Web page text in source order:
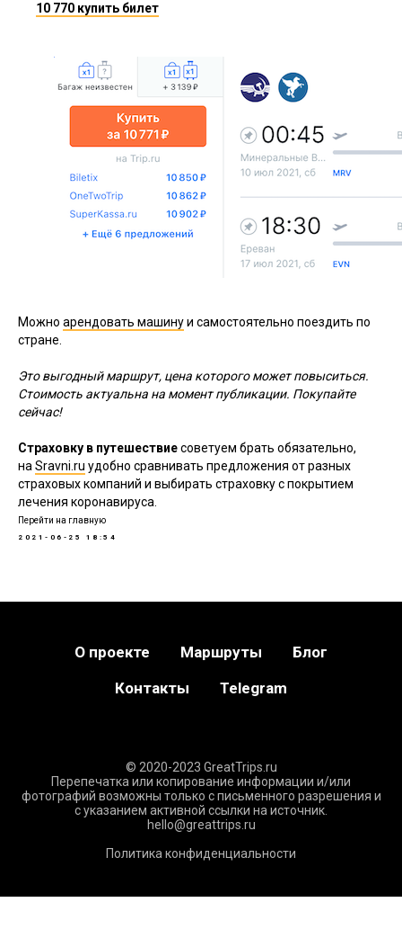
10 770 купить билет
Можно арендовать машинуи самостоятельно поездить по
стране.
Это выгодный маршрут, цена которого может повыситься.
Стоимость актуальна на момент публикации. Покупайте
сейчас!
Страховку в путешествиесоветуем брать обязательно,
на Sravni.ru удобно сравнивать предложения от разных
страховых компаний и выбирать страховку с покрытием
лечения коронавируса.
Перейти на главную
2021-06-25 18:54
О проекте Маршруты
Блог
Контакты
Telegram
© 2020-2023 GreatTrips.ru
Перепечатка или копирование информации и/или
фотографий возможны только с письменного разрешения и
с указанием активной ссылки на источник.
hello@greattrips.ru
Политика конфиденциальности